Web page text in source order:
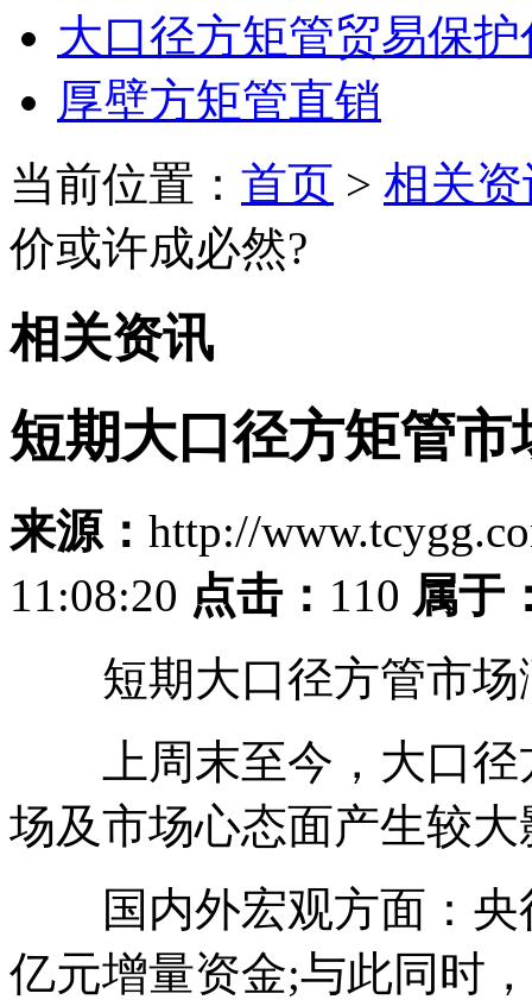
大口径方矩管贸易保
厚壁方矩管直销
当前位置： 首页 > 相关
价或许成必然?
相关资讯
短期大口径方矩管
来源： http://
11:08:20 点击： 110 属于
短期大口径方管市场
上周末至今，大口径
场及市场心态面产生较大
国内外宏观方面：央
亿元增量资金;与此同时